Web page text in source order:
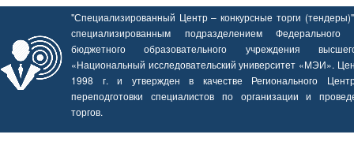
"Специализированный Центр – конкурсные торги
специализированным подразделением Федерального
бюджетного образовательного учреждения
«Национальный исследовательский университет «МЭИ».
1998 г. и утвержден в качестве Регионального
переподготовки специалистов по организации и
торгов.